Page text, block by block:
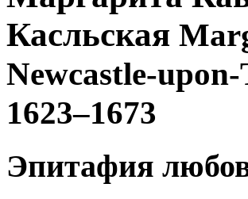
Касльская
Newcastle-upon-
1623–1673
Эпитафия